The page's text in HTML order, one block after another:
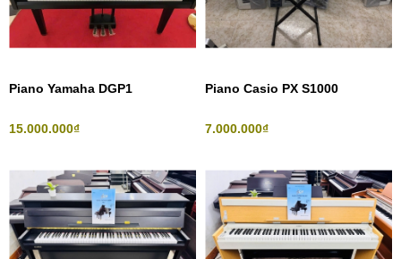
Piano Yamaha DGP1
15.000.000₫
Piano Casio PX S1000
7.000.000₫